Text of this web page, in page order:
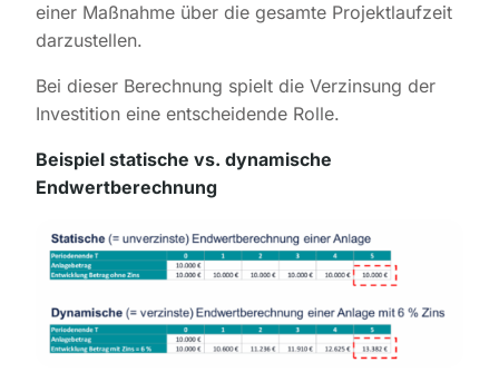
einer Maßnahme über die gesamte Projektlaufzeit
darzustellen.
Bei dieser Berechnung spielt die Verzinsung der
Investition eine entscheidende Rolle.
Beispiel statische vs. dynamische
Endwertberechnung